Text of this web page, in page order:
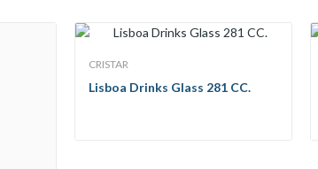
CRISTAR
Lisboa Drinks Glass 281 CC.